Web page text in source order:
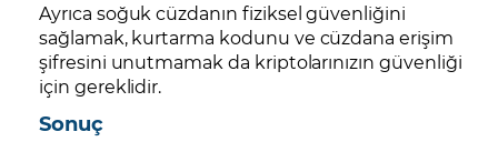
Ayrıca soğuk cüzdanın fiziksel güvenliğini
sağlamak, kurtarma kodunu ve cüzdana erişim
şifresini unutmamak da kriptolarınızın güvenliği
için gereklidir.
Sonuç